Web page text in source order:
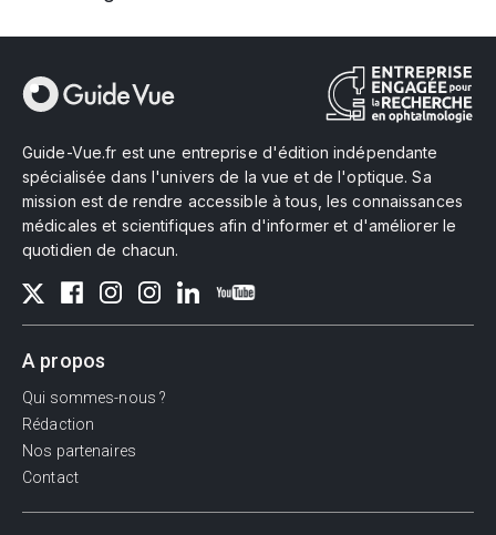
Guide-Vue.fr est une entreprise d'édition indépendante
spécialisée dans l'univers de la vue et de l'optique. Sa
mission est de rendre accessible à tous, les connaissances
médicales et scientifiques afin d'informer et d'améliorer le
quotidien de chacun.
A propos
Qui sommes-nous ?
Rédaction
Nos partenaires
Contact